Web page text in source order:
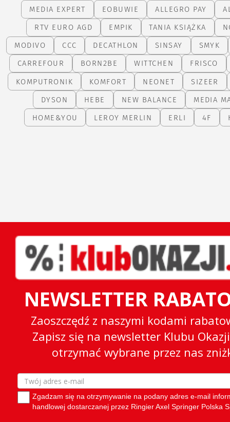
MEDIA EXPERT EOBUWIE ALLEGRO PAY
RTV EURO AGD
EMPIK TANIA KSIĄŻKA
MODIVO
CCC DECATHLON SINSAY
SMYK
CARREFOUR
BORN2BE WITTCHEN
FRISCO
KOMPUTRONIK
KOMFORT NEONET
SIZEER
DYSON
HEBE NEW BALANCE
MEDIA
HOME&YOU
LEROY MERLIN ERLI 4F